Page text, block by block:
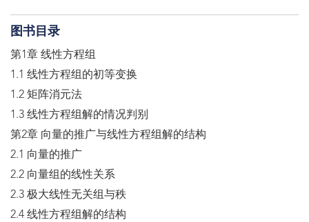
图书目录
第1章 线性方程组
1.1 线性方程组的初等变换
1.2 矩阵消元法
1.3 线性方程组解的情况判别
第2章 向量的推广与线性方程组解的结构
2.1 向量的推广
2.2 向量组的线性关系
2.3 极大线性无关组与秩
2.4 线性方程组解的结构